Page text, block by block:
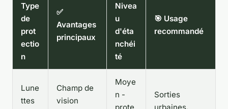
Type
de
prot
ectio
n
✅
Avantages
principaux
Nivea
u
d'éta
nchéi
té
🎯 Usage
recommandé
Lune
ttes
Champ de
vision
Moye
n -
prote
Sorties
urbaines,